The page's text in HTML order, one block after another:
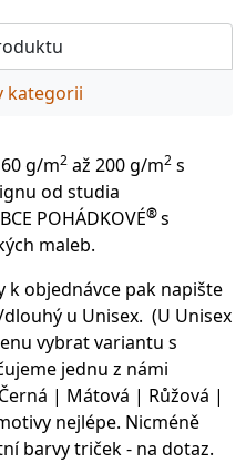
kategorii
g/m2 až 200 g/m2 s
od studia
POHÁDKOVÉ®s
maleb.
k objednávce pak napište
u Unisex. (U Unisex
vybrat variantu s
jednu z námi
| Mátová | Růžová |
nejlépe. Nicméně
barvy triček - na dotaz.